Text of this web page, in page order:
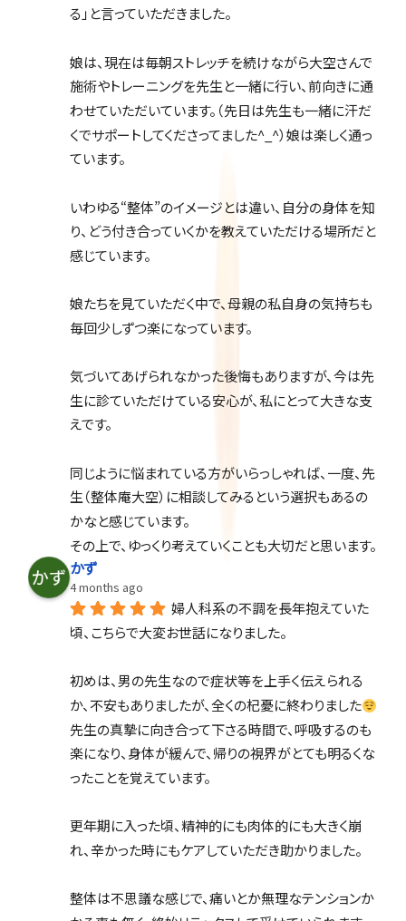
る」と言っていただきました。
娘は、現在は毎朝ストレッチを続けながら大空さんで
施術やトレーニングを先生と一緒に行い、前向きに通
わせていただいています。（先日は先生も一緒に汗だ
くでサポートしてくださってました^_^）娘は楽しく通っ
ています。
いわゆる“整体”のイメージとは違い、自分の身体を知
り、どう付き合っていくかを教えていただける場所だと
感じています。
娘たちを見ていただく中で、母親の私自身の気持ちも
毎回少しずつ楽になっています。
気づいてあげられなかった後悔もありますが、今は先
生に診ていただけている安心が、私にとって大きな支
えです。
同じように悩まれている方がいらっしゃれば、一度、先
生（整体庵大空）に相談してみるという選択もあるの
かなと感じています。
その上で、ゆっくり考えていくことも大切だと思います。
かず
4 months ago
婦人科系の不調を長年抱えていた
頃、こちらで大変お世話になりました。
初めは、男の先生なので症状等を上手く伝えられる
か、不安もありましたが、全くの杞憂に終わりました
先生の真摯に向き合って下さる時間で、呼吸するのも
楽になり、身体が緩んで、帰りの視界がとても明るくな
ったことを覚えています。
更年期に入った頃、精神的にも肉体的にも大きく崩
れ、辛かった時にもケアしていただき助かりました。
整体は不思議な感じで、痛いとか無理なテンションか